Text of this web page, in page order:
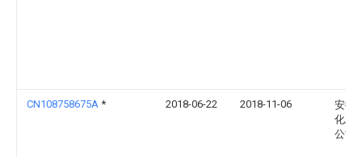
CN108758675A * 2018-06-22 2018-11-06
安徽
化工
公司